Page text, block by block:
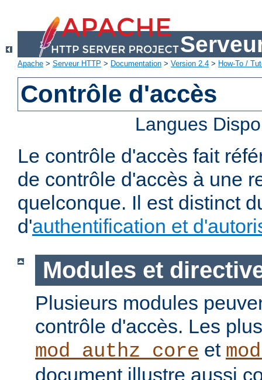
Apache > Serveur HTTP > Documentation > Version 2.4 > How-To /
Contrôle d'accès
Langues
Le contrôle d'accès fait
de contrôle d'accès à une
quelconque. Il est distinct
d'authentification et
Modules et
Plusieurs modules
contrôle d'accès. Les
mod_authz_core et
document illustre aussi